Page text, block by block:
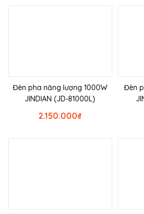
Đèn pha năng lượng 1000W
JINDIAN (JD-81000L)
₫
2.150.000
Đèn